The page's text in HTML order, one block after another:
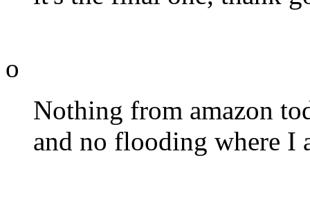
o
Nothing from amazon
and no flooding where I